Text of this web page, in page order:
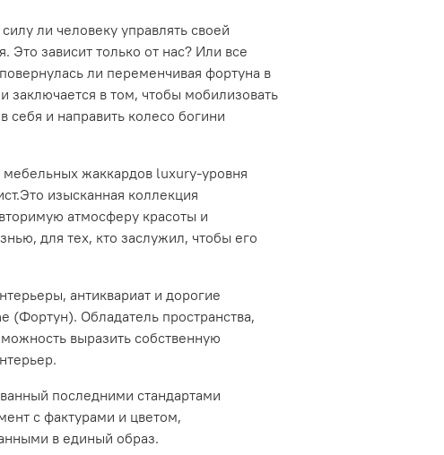
ли человеку управлять своей
Это зависит только от нас? Или все
ли переменчивая фортуна в
заключается в том, чтобы мобилизовать
себя и направить колесо богини
жаккардов luxury-уровня
изысканная коллекция
атмосферу красоты и
для тех, кто заслужил, чтобы его
антиквариат и дорогие
(Фортун). Обладатель пространства,
выразить собственную
последними стандартами
с фактурами и цветом,
в единый образ.